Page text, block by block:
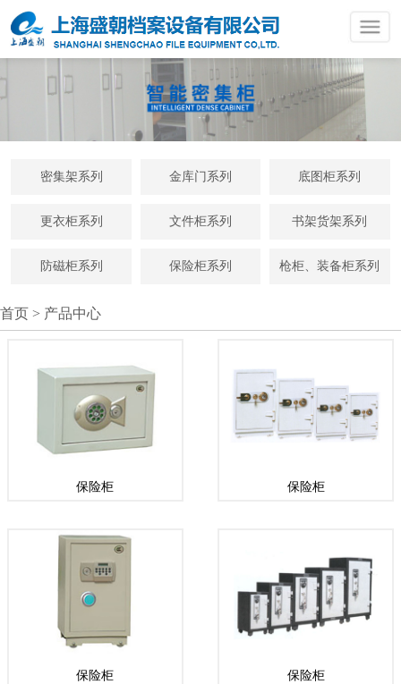
密集架系列 金库门系列 底图柜系列
更衣柜系列 文件柜系列 书架货架系列
防磁柜系列 保险柜系列 枪柜、装备柜系列
首页 > 产品中心
保险柜 保险柜
保险柜 保险柜